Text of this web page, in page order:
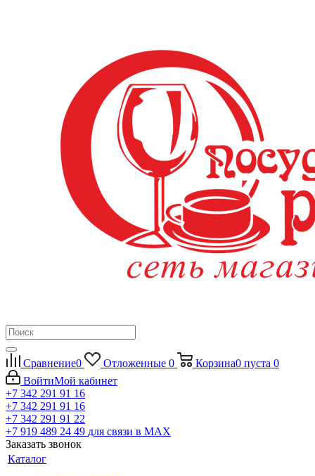
Сравнение0 Отложенные 0 Корзина0 пуста 0
ВойтиМой кабинет
+7 342 291 91 16
+7 342 291 91 16
+7 342 291 91 22
+7 919 489 24 49 для связи в МАХ
Заказать звонок
Каталог